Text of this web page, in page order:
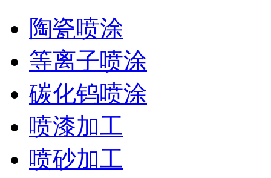
陶瓷喷涂
等离子喷涂
碳化钨喷涂
喷漆加工
喷砂加工